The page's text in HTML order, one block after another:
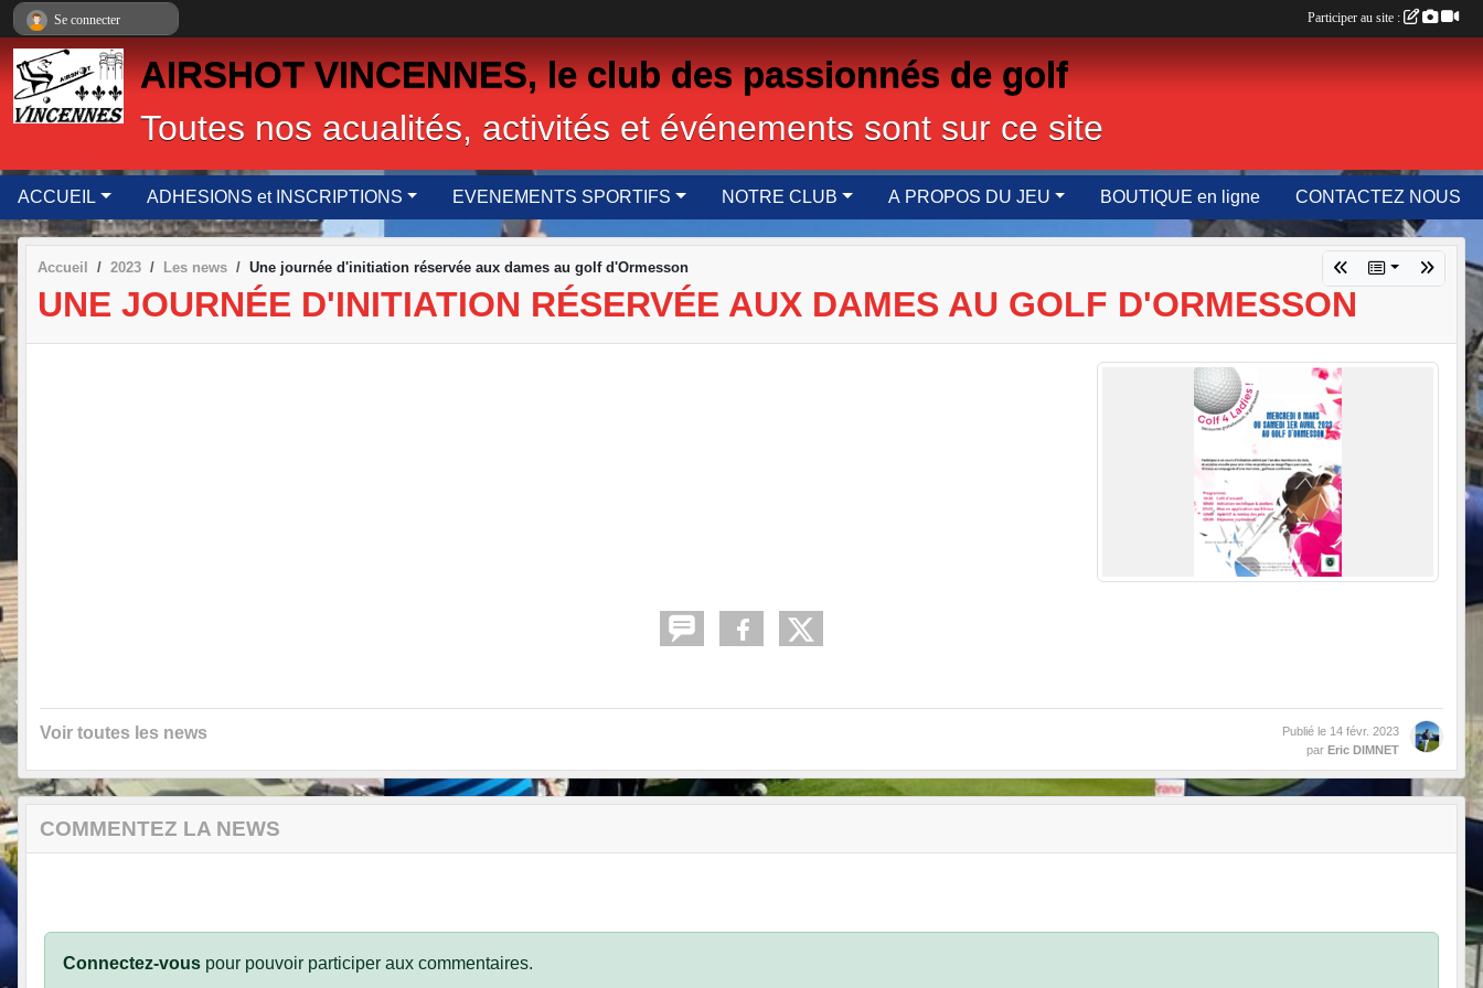
AIRSHOT VINCENNES, le club des passionnés de golf
Toutes nos acualités, activités et événements sont sur ce site
ACCUEIL ADHESIONS et INSCRIPTIONS EVENEMENTS SPORTIFS NOTRE CLUB A PROPOS DU JEU BOUTIQUE en ligne CONTACTEZ NOUS
Accueil 2023 Les news Une journée d'initiation réservée aux dames au golf d'Ormesson
UNE JOURNÉE D'INITIATION RÉSERVÉE AUX DAMES AU GOLF D'ORMESSON
Voir toutes les news Publié le 14 févr. 2023
par Eric DIMNET
COMMENTEZ LA NEWS
Connectez-vous pour pouvoir participer aux commentaires.
Se connecter Participer au site :
Panneau de gestion des cookies